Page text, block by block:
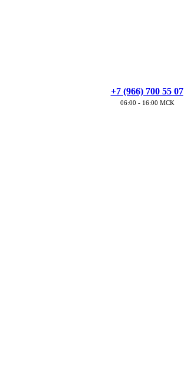
+7 (966) 700 55 07
06:00 - 16:00 МСК